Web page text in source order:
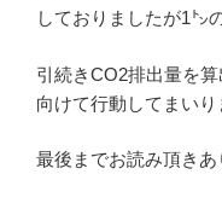
しておりましたが1㌧
引続きCO2排出量を
向けて行動してまいり
最後までお読み頂きあ